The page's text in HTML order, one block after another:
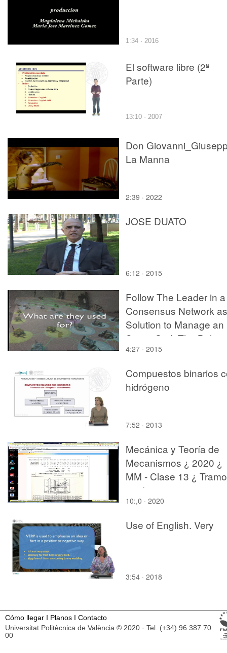
1:34 · 2016
El software libre (2ª
Parte)
13:10 · 2007
Don
La Manna
2:39 · 2022
JOSE DUATO
6:12 · 2015
Follow The Leader in a
Consensus Network
Solution to Manage an
Smart Grid: The
Islands Cas
4:27 · 2015
Compuestos binarios
hidrógeno
7:52 · 2013
Mecánica y Teoría de
Mecanismos ¿ 2020 ¿
MM - Clase 13 ¿ Tramo
03 de 10
10:,0 · 2020
Use of English. Very
3:54 · 2018
Cómo llegar I Planos I Contacto
Universitat Politècnica de València © 2020 · Tel. (+34) 96 387 70
00